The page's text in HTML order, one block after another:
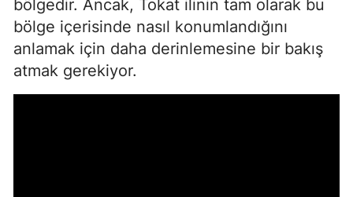
bölgedir. Ancak, Tokat ilinin tam olarak bu
bölge içerisinde nasıl konumlandığını
anlamak için daha derinlemesine bir bakış
atmak gerekiyor.